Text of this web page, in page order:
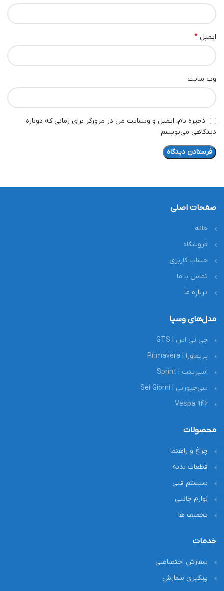
ایمیل *
وب‌ سایت
ذخیره نام، ایمیل و وبسایت من در مرورگر برای زمانی که دوباره
دیدگاهی می‌نویسم.
صفحات اصلی
خانه
فروشگاه
حساب کاربری
تماس با ما
درباره ما
مدل‌های وسپا
جی تی اس | GTS
پریماورا | Primavera
اسپرینت | Sprint
سی‌جیورنی | Sei Giorni
Vespa 946
محصولات
چراغ و راهنما
قطعات بدنه
سیستم فنی
لوازم جانبی
تخفیف ها
خدمات
سفارش اختصاصی
پیگیری سفارش